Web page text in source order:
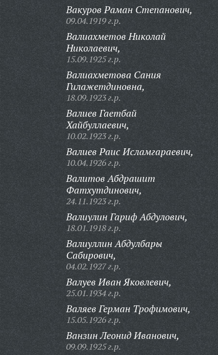
Вакуров Раман Степанович,
09.04.1919 г.р.
Валиахметов Николай
Николаевич,
15.09.1925 г.р.
Валиахметова Сания
Гилажетдиновна,
18.09.1923 г.р.
Валиев Гаетбай
Хайбуллаевич,
10.02.1923 г.р.
Валиев Раис Исламгараевич,
10.04.1926 г.р.
Валитов Абдрашит
Фатхутдинович,
24.11.1923 г.р.
Валиулин Гариф Абдулович,
18.01.1918 г.р.
Валиуллин Абдулбары
Сабирович,
04.02.1927 г.р.
Валуев Иван Яковлевич,
25.01.1934 г.р.
Валяев Герман Трофимович,
15.05.1926 г.р.
Ванзин Леонид Иванович,
09.09.1925 г.р.